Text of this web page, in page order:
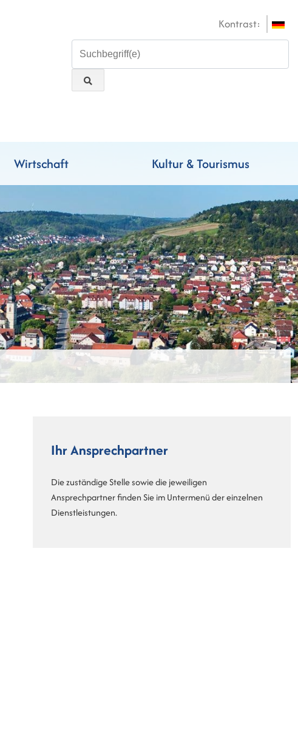
Kontrast:
Wirtschaft Kultur & Tourismus
Ihr Ansprechpartner
Die zuständige Stelle sowie die jeweiligen
Ansprechpartner finden Sie im Untermenü der einzelnen
Dienstleistungen.